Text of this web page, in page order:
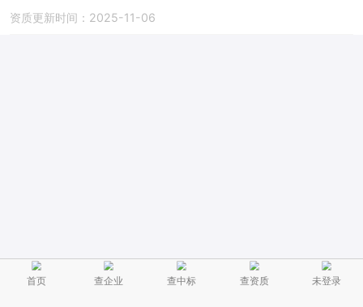
资质更新时间：2025-11-06
首页 查企业 查中标 查资质 未登录